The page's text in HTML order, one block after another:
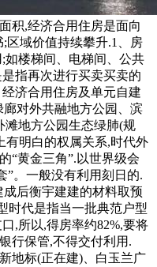
积,经济合用住房是面向
区域价值持续攀升.1、房
如楼梯间、电梯间、公共
指再次进行买卖买卖的
济合用住房及单元自建
廊对外共融地方公园、滨
滩地方公园生态绿肺(规
有明白的权属关系,时代外
“黄金三角”.以世界级会
”。一般没有利用刻日的.
后衡宇建建的材料取预
时代是指当一批典范户型
,所以,得房率约82%,要将
行保管,不得交付利用.
地标(正在建)、白玉兰广